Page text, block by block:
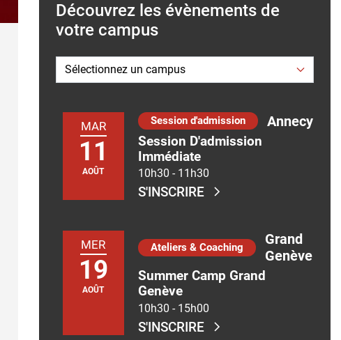
Découvrez les évènements de
votre campus
MAR
11
AOÛT
Session d'admission Annecy
Session D'admission
Immédiate
10h30 - 11h30
S'INSCRIRE
MER
19
AOÛT
Ateliers & Coaching
Grand
Genève
Summer Camp Grand
Genève
10h30 - 15h00
S'INSCRIRE